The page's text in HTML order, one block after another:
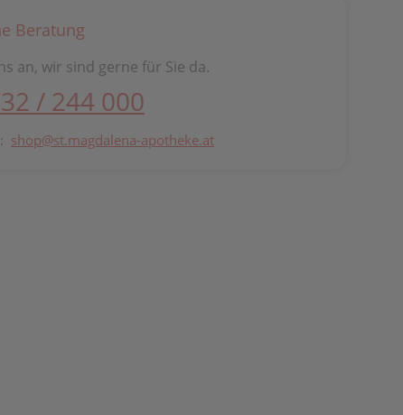
Beratung
an, wir sind gerne für Sie da.
/ 244 000
shop@st.magdalena-apotheke.at